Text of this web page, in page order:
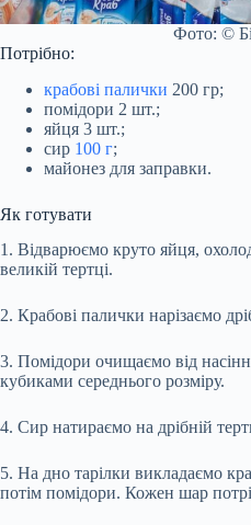
Фото: ©
Потрібно:
крабові палички 200 гр;
помідори 2 шт.;
яйця 3 шт.;
сир 100 г;
майонез для заправки.
Як готувати
1. Відварюємо круто яйця,
великій тертці.
2. Крабові палички нарізаємо
3. Помідори очищаємо від
кубиками середнього розміру.
4. Сир натираємо на дрібній
5. На дно тарілки викладаємо
потім помідори. Кожен шар